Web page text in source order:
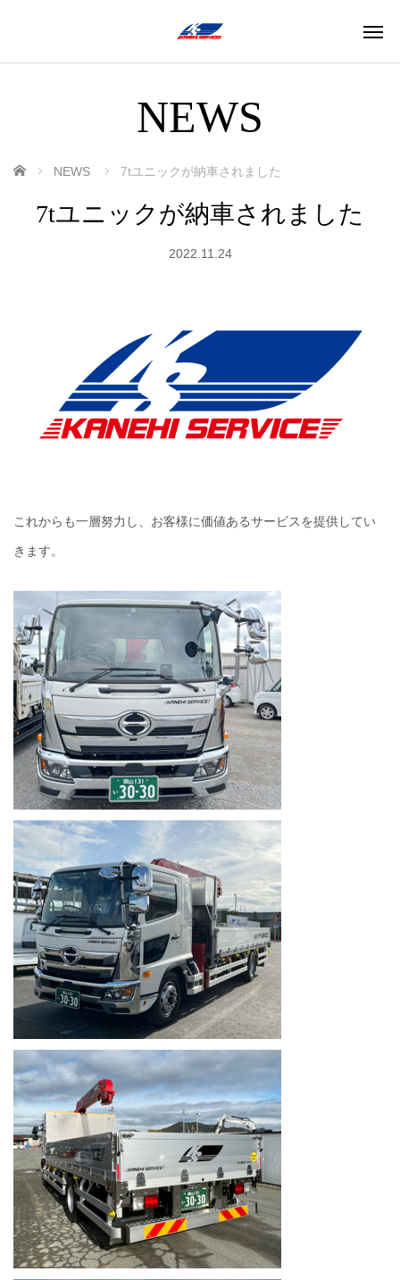
NEWS
ホーム NEWS 7tユニックが納車されました
7tユニックが納車されました
2022.11.24
これからも一層努力し、お客様に価値あるサービスを提供してい
きます。